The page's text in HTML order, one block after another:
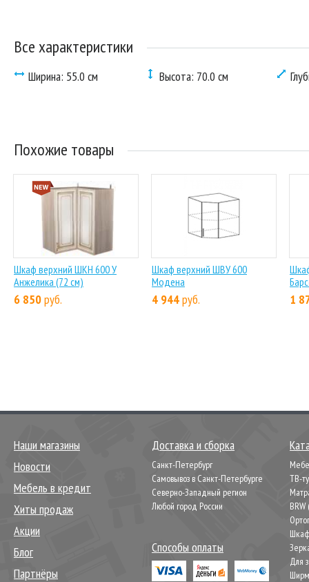
Все характеристики
Ширина: 55.0 см Высота: 70.0 см
Похожие товары
Шкаф верхний ШКН 600 У
Анжелика (72 см)
6 850руб.
Шкаф верхний ШВУ 600
Модена
4 944руб. 1
Наши магазины
Новости
Мебель в кредит
Хиты продаж
Акции
Блог
Партнёры
Доставка и сборка
Санкт-Петербург
Самовывоз в Санкт-Петербурге
Северно-Западный регион
Любой город России
Способы оплаты
ТВ-
Для